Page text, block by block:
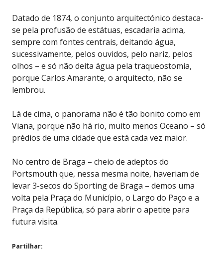
Datado de 1874, o conjunto arquitectónico destaca-
se pela profusão de estátuas, escadaria acima,
sempre com fontes centrais, deitando água,
sucessivamente, pelos ouvidos, pelo nariz, pelos
olhos – e só não deita água pela traqueostomia,
porque Carlos Amarante, o arquitecto, não se
lembrou.
Lá de cima, o panorama não é tão bonito como em
Viana, porque não há rio, muito menos Oceano – só
prédios de uma cidade que está cada vez maior.
No centro de Braga – cheio de adeptos do
Portsmouth que, nessa mesma noite, haveriam de
levar 3-secos do Sporting de Braga – demos uma
volta pela Praça do Município, o Largo do Paço e a
Praça da República, só para abrir o apetite para
futura visita.
Partilhar: